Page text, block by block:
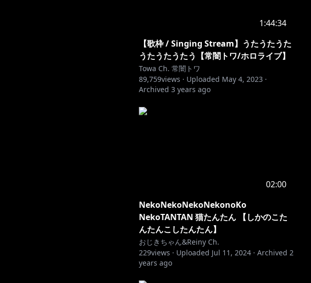
1:44:34
【歌枠 / Singing Stream】うたうたうた
うたうたうたう【常闇トワ/ホロライブ】
Towa Ch. 常闇トワ
89,759views · Uploaded May 4, 2023 ·
Archived 3 years ago
02:00
NekoNekoNekoNekonoKo
NekoTANTAN 猫たんたん 【しかのこた
んたんこしたんたん】
おじきちゃん&Reiny Ch.
229views · Uploaded Jul 11, 2024 · Archived 2
years ago